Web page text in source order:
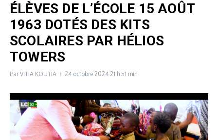
ÉLÈVES DE L’ÉCOLE 15 AOÛT
1963 DOTÉS DES KITS
SCOLAIRES PAR HÉLIOS
TOWERS
ParVITIA KOUTIA 24 octobre 2024 21 h 51 min